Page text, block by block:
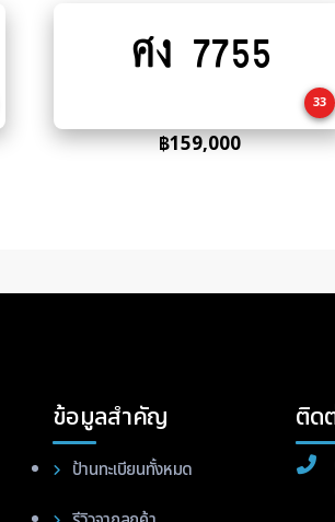
to
ศง 7755
33
฿159,000
ข้อมูลสำคัญ
ป้านทะเบียนทั้งหมด
ติด